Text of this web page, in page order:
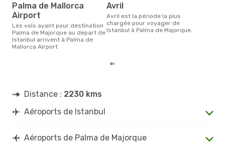
Palma de Mallorca
Airport
Les vols ayant pour destination
Palma de Majorque au depart de
Istanbul arrivent à Palma de
Mallorca Airport
avril
avril est la période la plus
chargée pour voyager de
Istanbul à Palma de Majorque.
Distance : 2230 kms
Aéroports de Istanbul
Aéroports de Palma de Majorque